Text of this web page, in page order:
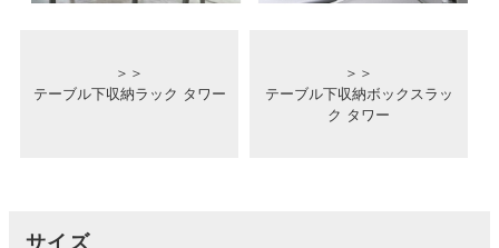
＞＞
テーブル下収納ラック タワー
＞＞
テーブル下収納ボックスラッ
ク タワー
サイズ